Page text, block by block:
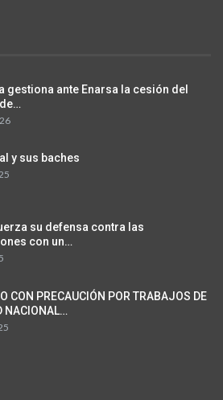
gestiona ante Enarsa la cesión del
y sus baches
su defensa contra las
con un…
CON PRECAUCIÓN POR TRABAJOS DE
NACIONAL…